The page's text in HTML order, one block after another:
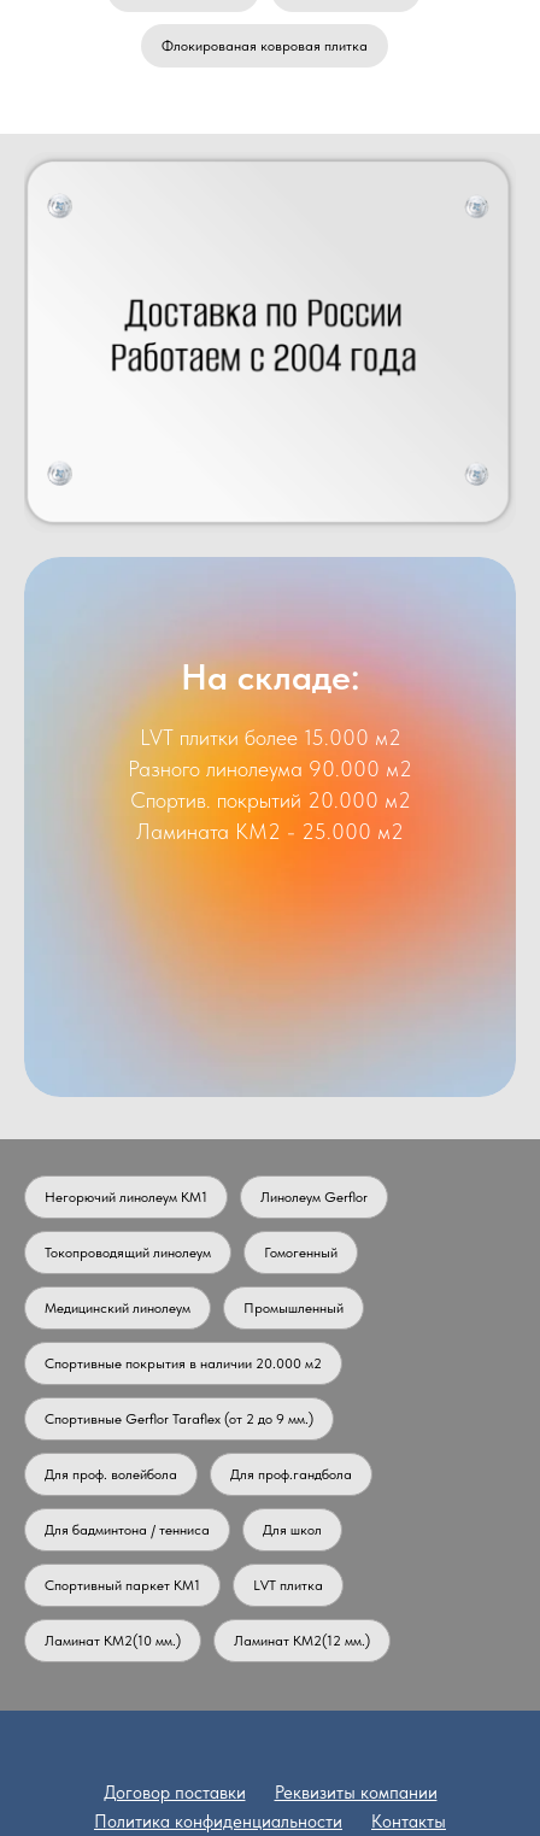
Флокированая ковровая плитка
На складе:
LVT плитки более 15.000 м2
Разного линолеума 90.000 м2
Спортив. покрытий 20.000 м2
Ламината КМ2 - 25.000 м2
Негорючий линолеум КМ1 Линолеум Gerflor
Токопроводящий линолеум Гомогенный
Медицинский линолеум Промышленный
Спортивные покрытия в наличии 20.000 м2
Спортивные Gerflor Taraflex (от 2 до 9 мм.)
Для проф. волейбола Для проф.гандбола
Для бадминтона / тенниса Для школ
Спортивный паркет КМ1 LVT плитка
Ламинат КМ2(10 мм.) Ламинат КМ2(12 мм.)
Договор поставки
Реквизиты компании
Политика конфиденциальности
Контакты